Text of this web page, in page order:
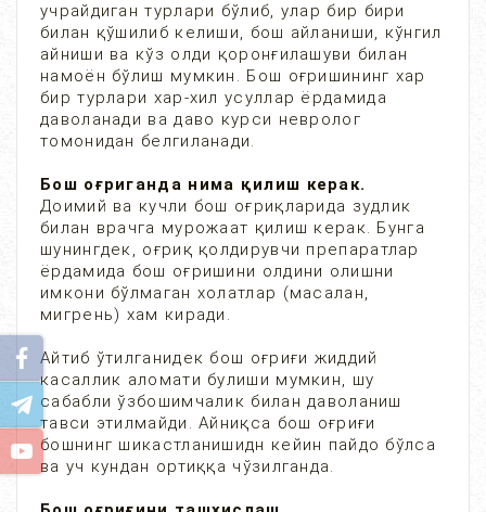
учрайдиган турлари бўлиб, улар бир бири
билан қўшилиб келиши, бош айланиши, кўнгил
айниши ва кўз олди қоронғилашуви билан
намоён бўлиш мумкин. Бош оғришининг хар
бир турлари хар-хил усуллар ёрдамида
даволанади ва даво курси невролог
томонидан белгиланади.
Бош оғриганда нима қилиш керак.
Доимий ва кучли бош оғриқларида зудлик
билан врачга мурожаат қилиш керак. Бунга
шунингдек, оғриқ қолдирувчи препаратлар
ёрдамида бош оғришини олдини олишни
имкони бўлмаган холатлар (масалан,
мигрень) хам киради.
Айтиб ўтилганидек бош оғриғи жиддий
касаллик аломати булиши мумкин, шу
сабабли ўзбошимчалик билан даволаниш
тавси этилмайди. Айниқса бош оғриғи
бошнинг шикастланишидн кейин пайдо бўлса
ва уч кундан ортиққа чўзилганда.